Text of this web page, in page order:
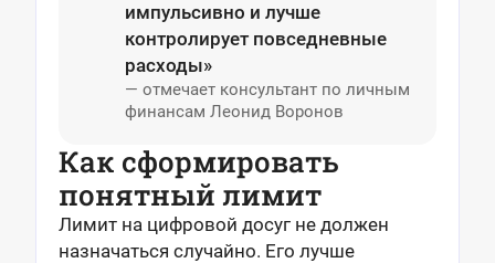
импульсивно и лучше
контролирует повседневные
расходы»
— отмечает консультант по личным
финансам Леонид Воронов
Как сформировать
понятный лимит
Лимит на цифровой досуг не должен
назначаться случайно. Его лучше